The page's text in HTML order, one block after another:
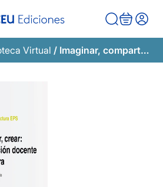
Virtual / Imaginar, compartir, crear: consolidando la innovación docente en Arquitectura